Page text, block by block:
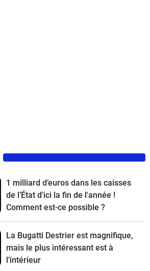
1 milliard d’euros dans les caisses
de l’État d'ici la fin de l'année !
Comment est-ce possible ?
La Bugatti Destrier est magnifique,
mais le plus intéressant est à
l’intérieur